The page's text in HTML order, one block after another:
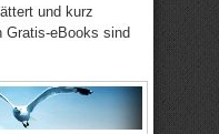
und kurz
Gratis-eBooks sind